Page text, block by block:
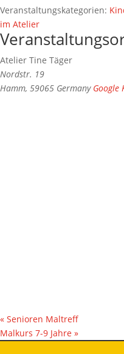
Veranstaltungskategorien:
im Atelier
Atelier Tine Täger
Nordstr. 19
Hamm, 59065 Germany Google
« Senioren Maltreff
Malkurs 7-9 Jahre »